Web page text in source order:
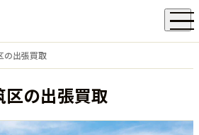
の出張買取
の出張買取